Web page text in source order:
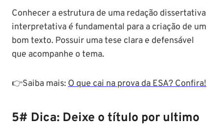
Conhecer a estrutura de uma redação dissertativa
interpretativa é fundamental para a criação de um
bom texto. Possuir uma tese clara e defensável
que acompanhe o tema.
👉Saiba mais:O que cai na prova da ESA? Confira!
5# Dica: Deixe o título por ultimo